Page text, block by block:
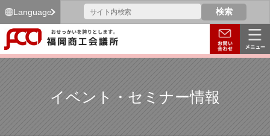
Language
イベント・セミナー情報